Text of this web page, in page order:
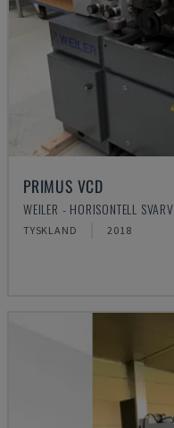
PRIMUS VCD
WEILER - HORISONTELL SVARV
TYSKLAND 2018